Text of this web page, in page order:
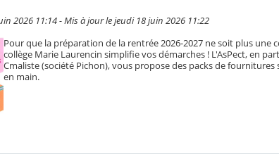
2026 11:14 - Mis à jour le jeudi 18 juin 2026 11:22
Pour que la préparation de la rentrée 2026-2027 ne soit plus une
collège Marie Laurencin simplifie vos démarches ! L'AsPect, en
Cmaliste (société Pichon), vous propose des packs de fournitures
en main.